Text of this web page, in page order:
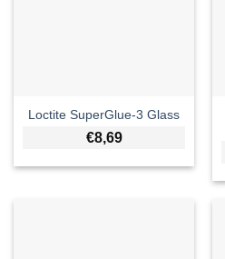
Loctite SuperGlue-3 Glass
€8,69